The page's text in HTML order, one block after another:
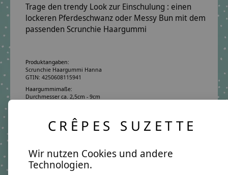
Trage den trendy Look zur Einschulung : einen
lockeren Pferdeschwanz oder Messy Bun mit dem
passenden Scrunchie Haargummi
Produktangaben:
Scrunchie Haargummi Hanna
GTIN: 4250608115941
Haargummimaße:
Durchmesser ca. 2,5cm - 9cm
Latex-Polyesterband
Sicherheitshinweise:
keine
CRÊPES SUZETTE
Wir nutzen Cookies und andere
Technologien.